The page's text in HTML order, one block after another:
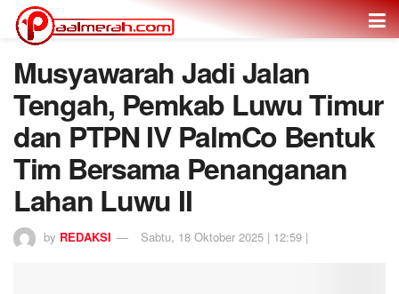
Musyawarah Jadi Jalan
Tengah, Pemkab Luwu Timur
dan PTPN IV PalmCo Bentuk
Tim Bersama Penanganan
Lahan Luwu II
by REDAKSI Sabtu, 18 Oktober 2025 | 12:59 |